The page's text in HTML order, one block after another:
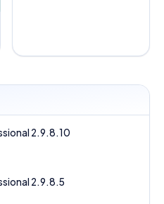
2.9.8.10
2.9.8.5